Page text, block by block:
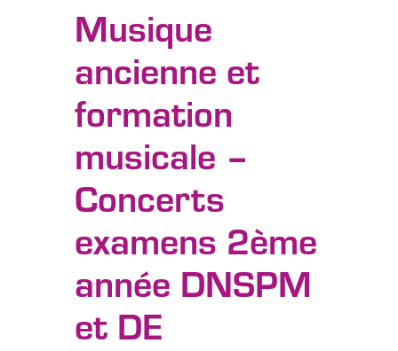
Musique
ancienne et
formation
musicale –
Concerts
examens 2ème
année DNSPM
et DE